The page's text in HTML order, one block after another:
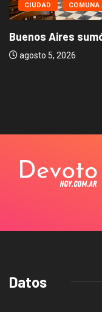
CIUDAD COMUNA
Buenos Aires
agosto 5, 2026
Datos